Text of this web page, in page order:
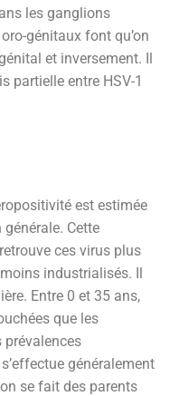
les ganglions
génitaux font qu’on
et inversement. Il
partielle entre HSV-1
est estimée
Cette
ces virus plus
industrialisés. Il
Entre 0 et 35 ans,
que les
prévalences
généralement
se fait des parents